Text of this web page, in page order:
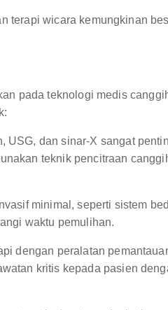
terapi wicara kemungkinan
pada teknologi medis
USG, dan sinar-X sangat
teknik pencitraan
minimal, seperti sistem
waktu pemulihan.
dengan peralatan
kritis kepada pasien